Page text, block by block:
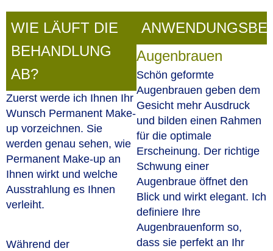
WIE LÄUFT DIE
BEHANDLUNG
AB?
Zuerst werde ich Ihnen Ihr
Wunsch Permanent Make-
up vorzeichnen. Sie
werden genau sehen, wie
Permanent Make-up an
Ihnen wirkt und welche
Ausstrahlung es Ihnen
verleiht.
Während der
Augenbrauen
Schön geformte
Augenbrauen geben dem
Gesicht mehr Ausdruck
und bilden einen Rahmen
für die optimale
Erscheinung. Der richtige
Schwung einer
Augenbraue öffnet den
Blick und wirkt elegant. Ich
definiere Ihre
Augenbrauenform so,
dass sie perfekt an Ihr